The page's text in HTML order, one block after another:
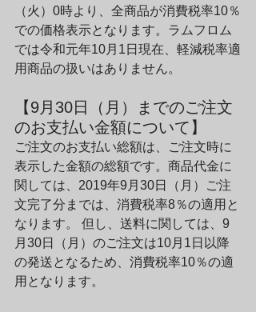
（火）0時より、全商品が消費税率10％
での価格表示となります。ラムフロム
では令和元年10月1日現在、軽減税率適
用商品の扱いはありません。
【9月30日（月）までのご注文
のお支払い金額について】
ご注文のお支払い総額は、ご注文時に
表示した金額の総額です。商品代金に
関しては、2019年9月30日（月）ご注
文完了分までは、消費税率8％の適用と
なります。 但し、送料に関しては、9
月30日（月）のご注文は10月1日以降
の発送となるため、消費税率10％の適
用となります。